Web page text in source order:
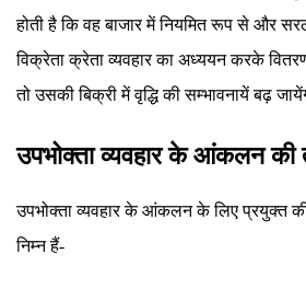
होती है कि वह बाजार में नियमित रूप से और
विक्रेता क्रेता व्यवहार का अध्ययन करके
तो उसकी बिक्री में वृद्धि की सम्भावनायें बढ़
उपभोक्ता व्यवहार के आंकलन
उपभोक्ता व्यवहार के आंकलन के लिए प्रयुक्त
निम्न हैं-